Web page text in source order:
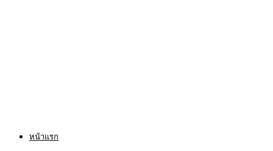
หน้าแรก